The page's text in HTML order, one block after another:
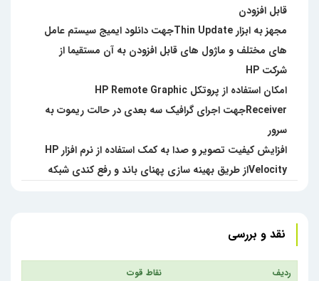
قابل افزودن
مجهز به ابزار Thin Updateجهت دانلود ایمیج سیستم عامل
های مختلف و ماژول های قابل افزودن به آن مستقیما از
شرکت HP
امکان استفاده از پروتکل HP Remote Graphic
Receiverجهت اجرای گرافیک سه بعدی در حالت ریموت به
سرور
افزایش کیفیت تصویر و صدا به کمک استفاده از نرم افزار HP
Velocityاز طریق بهینه سازی پهنای باند و رفع کندی شبکه
نقد و بررسی
ردیف
نقاط قوت